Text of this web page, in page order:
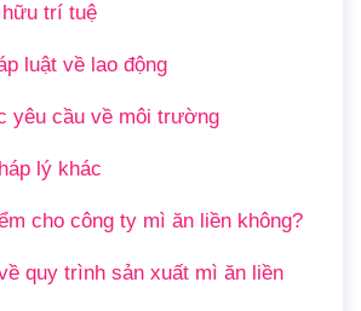
trí tuệ
luật về lao động
yêu cầu về môi trường
lý khác
cho công ty mì ăn liền không?
quy trình sản xuất mì ăn liền